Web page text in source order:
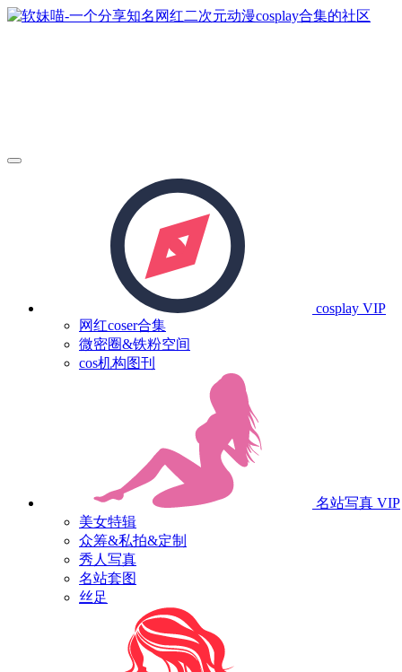
cosplay VIP
网红coser合集
微密圈&铁粉空间
cos机构图刊
名站写真 VIP
美女特辑
众筹&私拍&定制
秀人写真
名站套图
丝足